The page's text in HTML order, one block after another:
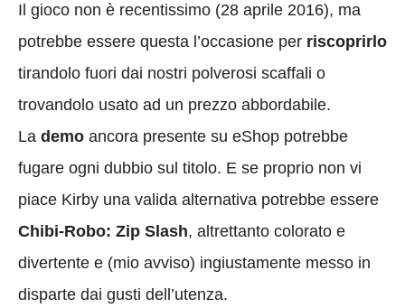
Il gioco non è recentissimo (28 aprile 2016), ma
potrebbe essere questa l’occasione per riscoprirlo
tirandolo fuori dai nostri polverosi scaffali o
trovandolo usato ad un prezzo abbordabile.
La demo ancora presente su eShop potrebbe
fugare ogni dubbio sul titolo. E se proprio non vi
piace Kirby una valida alternativa potrebbe essere
Chibi-Robo: Zip Slash, altrettanto colorato e
divertente e (mio avviso) ingiustamente messo in
disparte dai gusti dell’utenza.